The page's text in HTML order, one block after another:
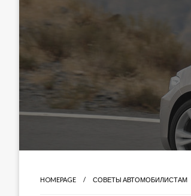
HOMEPAGE СОВЕТЫ АВТОМОБИЛИСТАМ